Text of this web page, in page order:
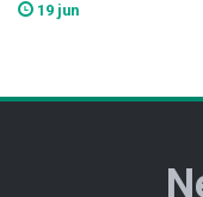
19 jun